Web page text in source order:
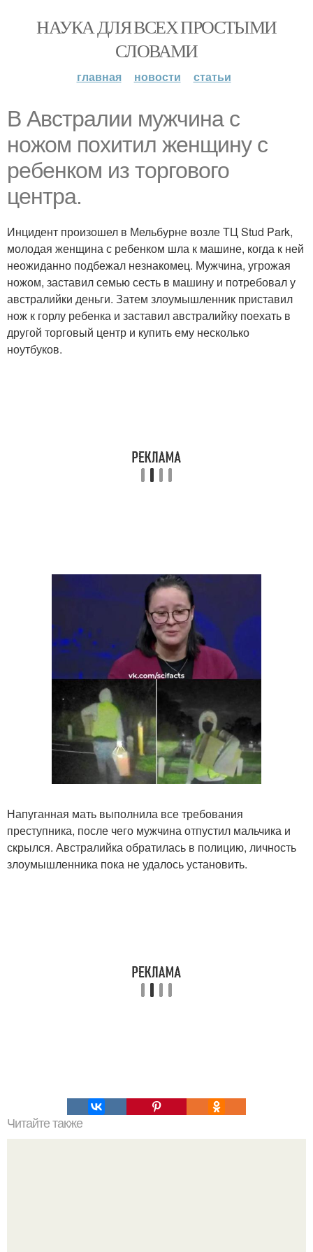
НАУКА ДЛЯ ВСЕХ ПРОСТЫМИ
СЛОВАМИ
главная новости статьи
В Австралии мужчина с
ножом похитил женщину с
ребенком из торгового
центра.
Инцидент произошел в Мельбурне возле ТЦ Stud Park,
молодая женщина с ребенком шла к машине, когда к ней
неожиданно подбежал незнакомец. Мужчина, угрожая
ножом, заставил семью сесть в машину и потребовал у
австралийки деньги. Затем злоумышленник приставил
нож к горлу ребенка и заставил австралийку поехать в
другой торговый центр и купить ему несколько
ноутбуков.
Напуганная мать выполнила все требования
преступника, после чего мужчина отпустил мальчика и
скрылся. Австралийка обратилась в полицию, личность
злоумышленника пока не удалось установить.
Читайте также